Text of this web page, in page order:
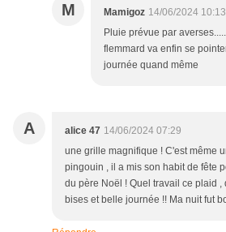
M Mamigoz 14/06/2024 10:13
Pluie prévue par
flemmard va enfin se
journée quand même
A alice 47 14/06/2024 07:29
une grille magnifique ! C'est même
pingouin , il a mis son habit de fête
du père Noël ! Quel travail ce plaid ,
bises et belle journée !! Ma nuit fut